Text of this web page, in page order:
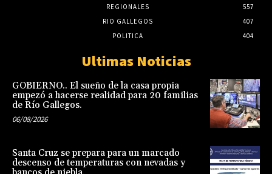
REGIONALES
557
RIO GALLEGOS
407
POLITICA
404
Ultimas Noticias
GOBIERNO.. El sueño de la casa propia
empezó a hacerse realidad para 20 familias
de Río Gallegos.
06/08/2026
Santa Cruz se prepara para un marcado
descenso de temperaturas con nevadas y